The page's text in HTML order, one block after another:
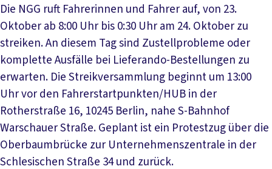
Die NGG ruft Fahrerinnen und Fahrer auf, von 23.
Oktober ab 8:00 Uhr bis 0:30 Uhr am 24. Oktober zu
streiken. An diesem Tag sind Zustellprobleme oder
komplette Ausfälle bei Lieferando-Bestellungen zu
erwarten. Die Streikversammlung beginnt um 13:00
Uhr vor den Fahrerstartpunkten/HUB in der
Rotherstraße 16, 10245 Berlin, nahe S-Bahnhof
Warschauer Straße. Geplant ist ein Protestzug über die
Oberbaumbrücke zur Unternehmenszentrale in der
Schlesischen Straße 34 und zurück.